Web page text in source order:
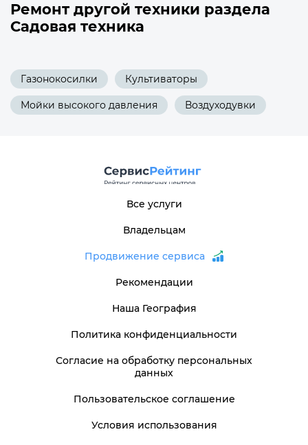
Ремонт другой техники раздела
Садовая техника
Газонокосилки Культиваторы
Мойки высокого давления Воздуходувки
Все услуги
Владельцам
Продвижение сервиса
Рекомендации
Наша География
Политика конфиденциальности
Согласие на обработку персональных
данных
Пользовательское соглашение
Условия использования